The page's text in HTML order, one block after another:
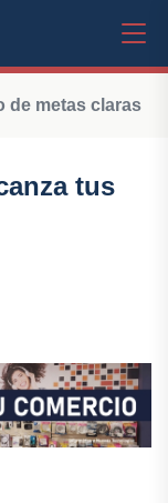
de metas claras
tus